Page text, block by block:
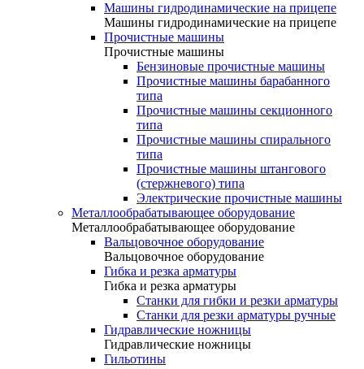
Машины гидродинамические на прицепе
Машины гидродинамические на прицепе
Прочистные машины
Прочистные машины
Бензиновые прочистные машины
Прочистные машины барабанного
типа
Прочистные машины секционного
типа
Прочистные машины спирального
типа
Прочистные машины штангового
(стержневого) типа
Электрические прочистные машины
Металлообрабатывающее оборудование
Металлообрабатывающее оборудование
Вальцовочное оборудование
Вальцовочное оборудование
Гибка и резка арматуры
Гибка и резка арматуры
Станки для гибки и резки арматуры
Станки для резки арматуры ручные
Гидравлические ножницы
Гидравлические ножницы
Гильотины